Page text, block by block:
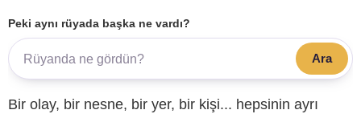
Peki aynı rüyada başka ne vardı?
Ara
Bir olay, bir nesne, bir yer, bir kişi... hepsinin ayrı